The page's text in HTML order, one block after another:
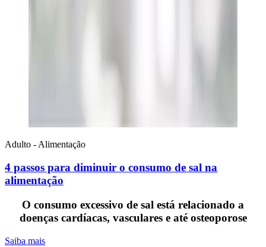
Adulto - Alimentação
4 passos para diminuir o consumo de sal na
alimentação
O consumo excessivo de sal está relacionado a
doenças cardíacas, vasculares e até osteoporose
Saiba mais